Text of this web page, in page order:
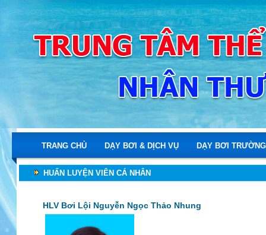
TRANG CHỦ DẠY BƠI & DỊCH VỤ DẠY BƠI
HUẤN LUYỆN VIÊN CÁ NHÂN
HLV Bơi Lội Nguyễn Ngọc Thảo Nhung